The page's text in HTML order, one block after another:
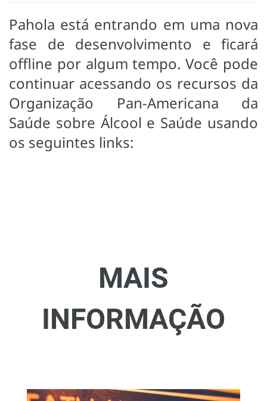
Pahola está entrando em uma nova
fase de desenvolvimento e ficará
offline por algum tempo. Você pode
continuar acessando os recursos da
Organização Pan-Americana da
Saúde sobre Álcool e Saúde usando
os seguintes links:
MAIS
INFORMAÇÃO